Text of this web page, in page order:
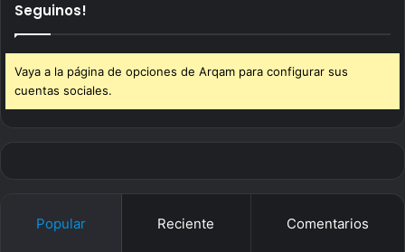
Seguinos!
Vaya a la página de opciones de Arqam para configurar sus
cuentas sociales.
Popular Reciente Comentarios